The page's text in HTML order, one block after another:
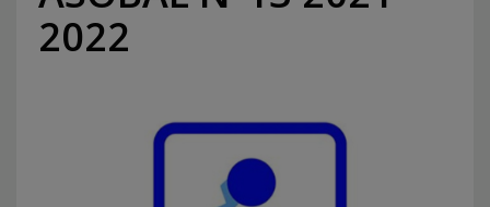
2022